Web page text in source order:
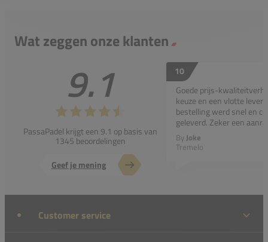
Wat zeggen onze klanten
9.1
PassaPadel krijgt een 9.1 op basis van
1345 beoordelingen
Geef je mening
10
Goede prijs-
keuze en een vlotte
bestelling werd snel en
geleverd. Zeker een
By Joke
Tremelo
Customer service